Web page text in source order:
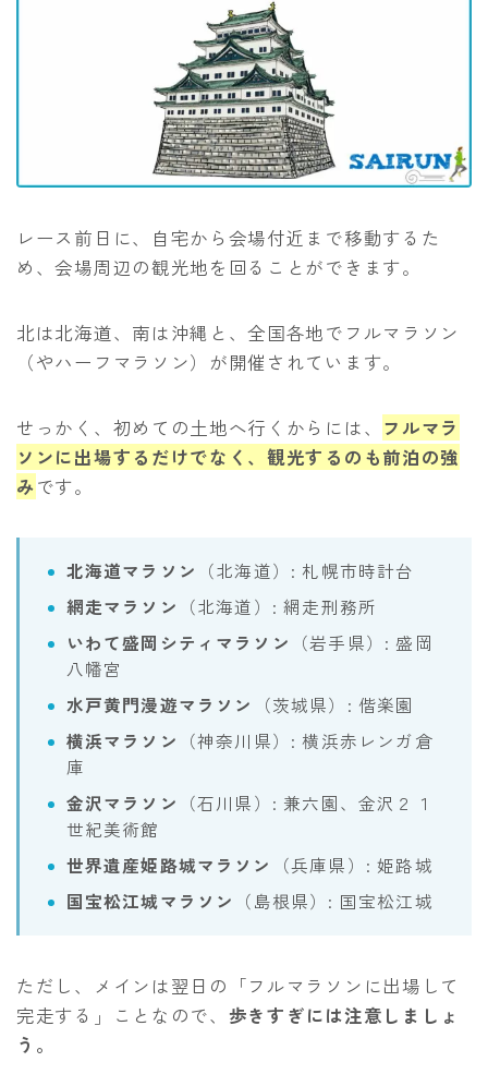
レース前日に、自宅から会場付近まで移動するた
め、会場周辺の観光地を回ることができます。
北は北海道、南は沖縄と、全国各地でフルマラソン
（やハーフマラソン）が開催されています。
せっかく、初めての土地へ行くからには、 フルマラ
ソンに出場するだけでなく、観光するのも前泊の強
みです。
北海道マラソン
（北海道）: 札幌市時計台
網走マラソン
（北海道）: 網走刑務所
いわて盛岡シティマラソン
（岩手県）: 盛岡
八幡宮
水戸黄門漫遊マラソン
（茨城県）: 偕楽園
横浜マラソン
（神奈川県）: 横浜赤レンガ倉
庫
金沢マラソン
（石川県）: 兼六園、金沢２１
世紀美術館
世界遺産姫路城マラソン
（兵庫県）: 姫路城
国宝松江城マラソン
（島根県）: 国宝松江城
ただし、メインは翌日の「フルマラソンに出場して
完走する」ことなので、 歩きすぎには注意しましょ
う。